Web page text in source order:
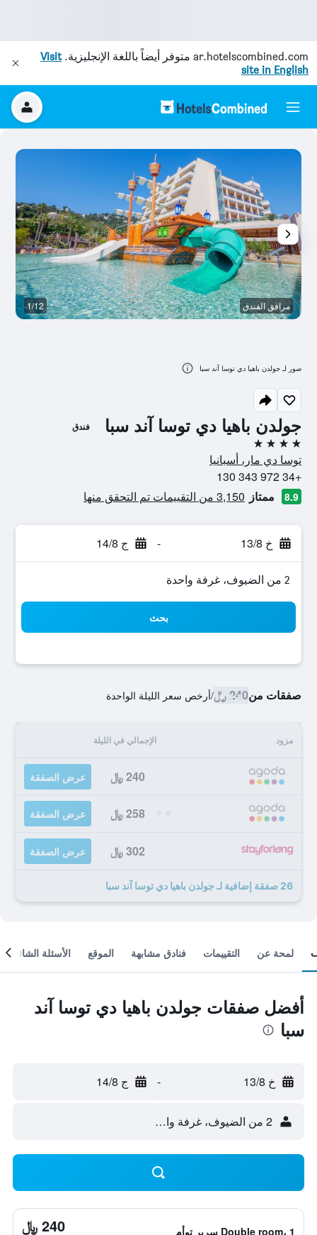
ar.hotelscombined.com متوفر أيضاً باللغة الإنجليزية.Visit
site in English
جولدن باهيا دي توسا آند سبا فندق
4 نجوم
توسا دي مار، أسبانيا
+34 972 343 130
8.9 ممتاز 3,150 من التقييمات تم التحقق منها
خ 13/8 - ج 14/8
2 من الضيوف، غرفة واحدة
بحث
صفقات من240 ﷼ /أرخص سعر الليلة الواحدة
مزود الإجمالي في الليلة
240 ﷼ عرض الصفقة
258 ﷼ عرض الصفقة
302 ﷼ عرض الصفقة
26 صفقة إضافية لـ جولدن باهيا دي توسا آند سبا
مرافق الفندق 1/12
صور لـ جولدن باهيا دي توسا آند سبا
لمحة عن التقييمات فنادق مشابهة الموقع الأسئلة الشائعة
أفضل صفقات جولدن باهيا دي توسا آند
سبا
خ 13/8 - ج 14/8
2 من الضيوف، غرفة واحدة
Double room، 1 سرير توأم 240 ﷼